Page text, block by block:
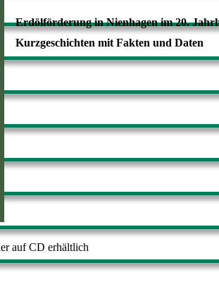
Erdölförderung in Nienhagen im 20.
Kurzgeschichten mit Fakten und Daten
auf CD erhältlich